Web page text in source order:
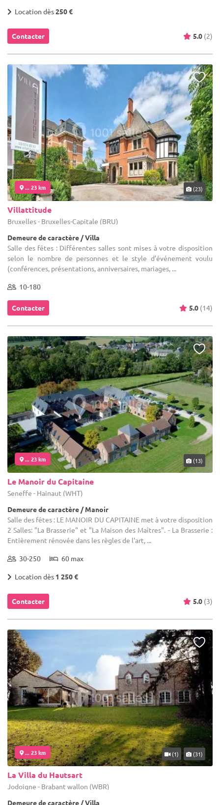
Location dès250 €
Contacter 5.0 (2)
... 23 km (23)
Villattitude
Bruxelles - Bruxelles-Capitale (BRU)
Demeure de caractère / Villa
Salle des fêtes : Différentes salles sont mises à votre disposition
selon le nombre de personnes et le style d’événement voulu
(conférences, présentations, anniversaires, mariages, ...
10-180
Contacter 5.0 (14)
... 23 km (13)
Le Manoir du Capitaine
Seneffe - Hainaut (WHT)
Demeure de caractère / Manoir
Salle des fêtes : LE MANOIR DU CAPITAINE met à votre disposition
2 Salles: "La Brasserie" et "La Maison des Maîtres". - La Brasserie :
Entièrement rénovée dans les règles de l'art, ...
30-250 60 max
Location dès 1 250 €
Contacter 5.0 (3)
... 23 km (1) (31)
La Villa du Hautsart
Jodoigne - Brabant wallon (WBR)
Demeure de caractère / Villa